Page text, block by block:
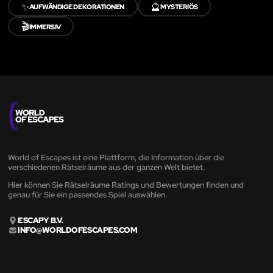
✨AUFWÄNDIGE DEKORATIONEN 🔮MYSTERIÖS
🎬IMMERSIV
World of Escapes ist eine Plattform, die Information über die
verschiedenen Rätselräume aus der ganzen Welt bietet.
Hier können Sie Rätselräume Ratings und Bewertungen finden und
genau für Sie ein passendes Spiel auswählen.
ESCAPY B.V.
INFO@WORLDOFESCAPES.COM